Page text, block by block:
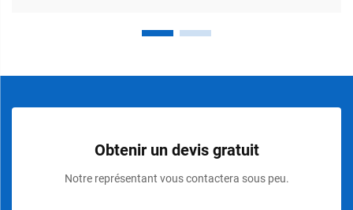
Obtenir un devis gratuit
Notre représentant vous contactera sous peu.